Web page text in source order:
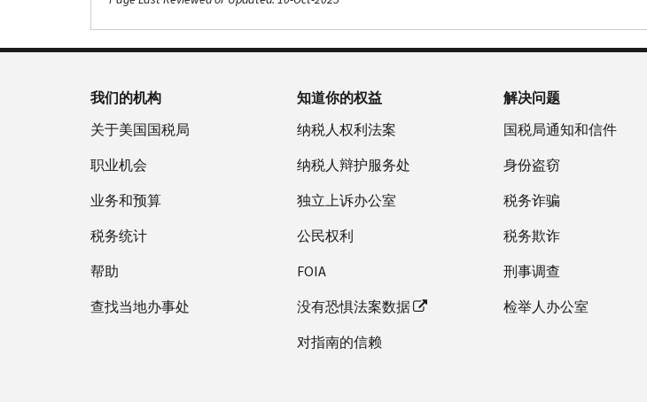
我们的机构
关于美国国税局
职业机会
业务和预算
税务统计
帮助
查找当地办事处
知道你的权益
纳税人权利法案
纳税人辩护服务处
独立上诉办公室
公民权利
FOIA
没有恐惧法案数据
对指南的信赖
解决问题
国税局通知和信件
身份盗窃
税务诈骗
税务欺诈
刑事调查
检举人办公室